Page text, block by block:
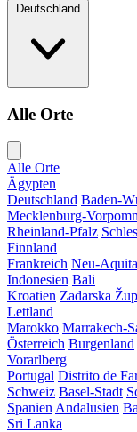
Deutschland
Alle Orte
Alle Orte
Ägypten
Deutschland Baden-
Mecklenburg-
Rheinland-Pfalz
Finnland
Frankreich Neu-
Indonesien Bali
Kroatien Zadarska
Lettland
Marokko Marrakech-
Österreich Burgenland
Vorarlberg
Portugal Distrito de
Schweiz Basel-Stadt
Spanien Andalusien
Sri Lanka